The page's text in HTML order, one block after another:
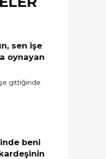
sen işe
oynayan
gittiğinde
beni